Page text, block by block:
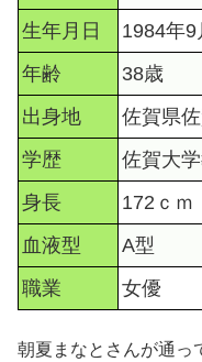
生年月日
1984年9
年齢
38歳
出身地
佐賀県
学歴
佐賀大
身長
172ｃｍ
血液型
A型
職業
女優
朝夏まなとさんが通っ